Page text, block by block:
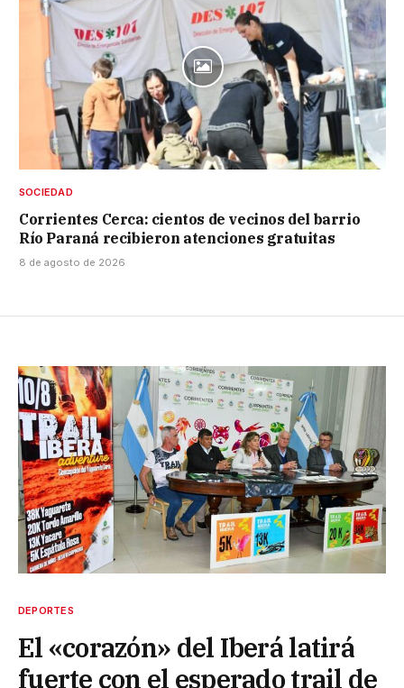
SOCIEDAD
Corrientes Cerca: cientos de vecinos del barrio
Río Paraná recibieron atenciones gratuitas
8 de agosto de 2026
DEPORTES
El «corazón» del Iberá latirá
fuerte con el esperado trail de